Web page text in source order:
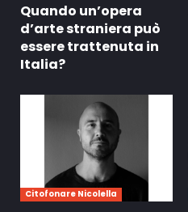
Quando un’opera
d’arte straniera può
essere trattenuta in
Italia?
Citofonare Nicolella